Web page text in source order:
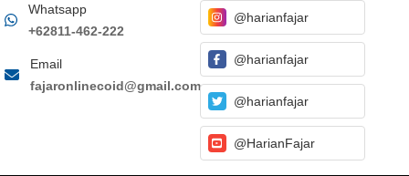
Whatsapp
+62811-462-222
Email
fajaronlinecoid@gmail.com
@harianfajar
@harianfajar
@harianfajar
@HarianFajar